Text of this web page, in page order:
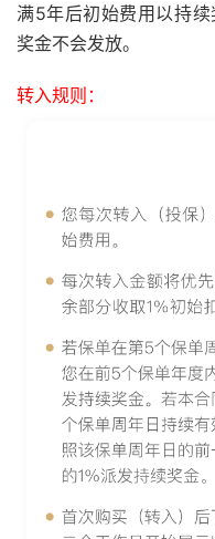
满5年后初始费用以持
奖金不会发放。
转入规则：